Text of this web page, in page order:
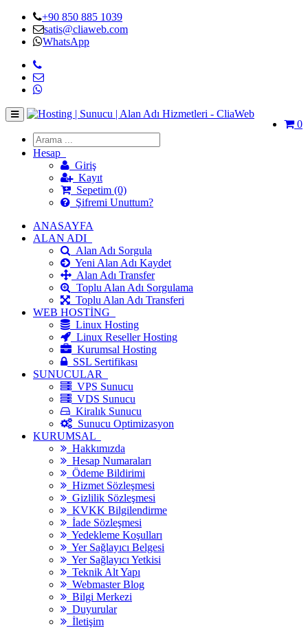
+90 850 885 1039
satis@cliaweb.com
WhatsApp
0
Hesap
Giriş
Kayıt
Sepetim (0)
Şifremi Unuttum?
ANASAYFA
ALAN ADI
Alan Adı Sorgula
Yeni Alan Adı Kaydet
Alan Adı Transfer
Toplu Alan Adı Sorgulama
Toplu Alan Adı Transferi
WEB HOSTİNG
Linux Hosting
Linux Reseller Hosting
Kurumsal Hosting
SSL Sertifikası
SUNUCULAR
VPS Sunucu
VDS Sunucu
Kiralık Sunucu
Sunucu Optimizasyon
KURUMSAL
Hakkımızda
Hesap Numaraları
Ödeme Bildirimi
Hizmet Sözleşmesi
Gizlilik Sözleşmesi
KVKK Bilgilendirme
İade Sözleşmesi
Yedekleme Koşulları
Yer Sağlayıcı Belgesi
Yer Sağlayıcı Yetkisi
Teknik Alt Yapı
Webmaster Blog
Bilgi Merkezi
Duyurular
İletişim